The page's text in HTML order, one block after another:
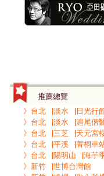
推薦總覽
》台北▕淡水▕日光行
》台北▕淡水▕滬尾偕
》台北▕三芝▕天元宮
》台北▕平溪▕菁桐車
》台北▕陽明山▕海芋
》新竹▕世博台灣館